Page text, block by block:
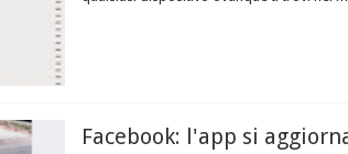
Facebook: l'app si